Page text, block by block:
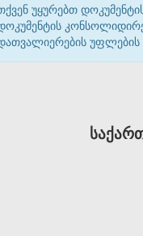
უყურებთ